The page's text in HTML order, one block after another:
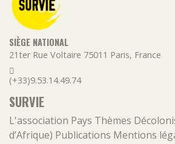
SIÈGE NATIONAL
21ter Rue Voltaire 75011 Paris, France
(+33)9.53.14.49.74
SURVIE
L'association Pays Thèmes
d’Afrique) Publications Mentions